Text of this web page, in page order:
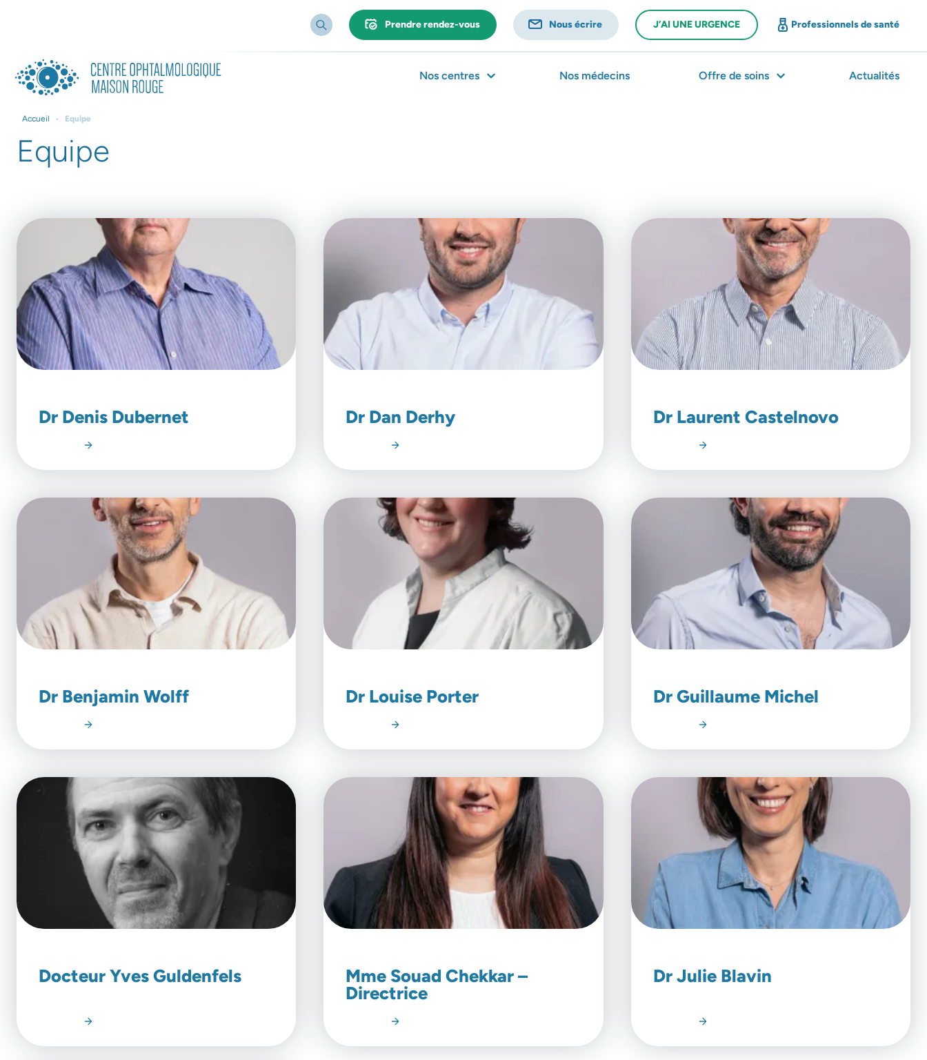
Nos centres Nos médecins Offre de soins Actualités
Prendre rendez-vous Nous écrire J’AI UNE URGENCE Professionnels de santé
Accueil • Equipe
Equipe
Dr Denis Dubernet Dr Dan Derhy Dr Laurent Castelnovo
Dr Benjamin Wolff Dr Louise Porter Dr Guillaume Michel
Docteur Yves Guldenfels
Mme Souad Chekkar –
Directrice
Dr Julie Blavin